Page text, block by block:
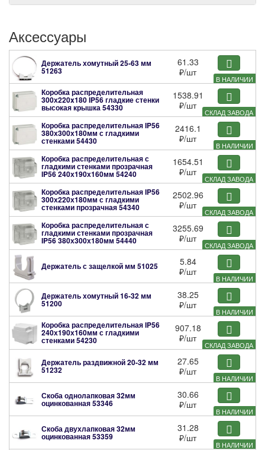
Аксессуары
В НАЛИЧИИ
Держатель хомутный 25-63 мм
51263
61.33
₽/шт
СКЛАД ЗАВОДА
Коробка распределительная
300х220x180 IP56 гладкие стенки
высокая крышка54330
1538.91
₽/шт
В НАЛИЧИИ
Коробка распределительная IP56
380х300х180мм с гладкими
стенками54430
2416.1
₽/шт
СКЛАД ЗАВОДА
Коробка распределительная с
гладкими стенками прозрачная
IP56 240х190х160мм54240
1654.51
₽/шт
СКЛАД ЗАВОДА
Коробка распределительная IP56
300х220х180мм с гладкими
стенками прозрачная54340
2502.96
₽/шт
СКЛАД ЗАВОДА
Коробка распределительная с
гладкими стенками прозрачная
IP56 380х300х180мм54440
3255.69
₽/шт
В НАЛИЧИИ
Держатель с защелкой мм51025
5.84
₽/шт
В НАЛИЧИИ
Держатель хомутный 16-32 мм
51200
38.25
₽/шт
СКЛАД ЗАВОДА
Коробка распределительная IP56
240х190х160мм с гладкими
стенками54230
907.18
₽/шт
В НАЛИЧИИ
Держатель раздвижной 20-32 мм
51232
27.65
₽/шт
В НАЛИЧИИ
Скоба однолапковая 32мм
оцинкованная53346
30.66
₽/шт
В НАЛИЧИИ
Скоба двухлапковая 32мм
оцинкованная53359
31.28
₽/шт